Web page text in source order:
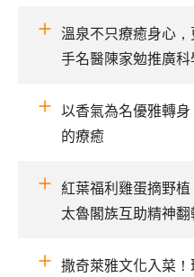
溫泉不只療癒身心
手名醫陳家勉推廣科
以香氣為名優雅轉
的療癒
紅葉福利雞蛋摘野
太魯閣族互助精神
撒奇萊雅文化入菜